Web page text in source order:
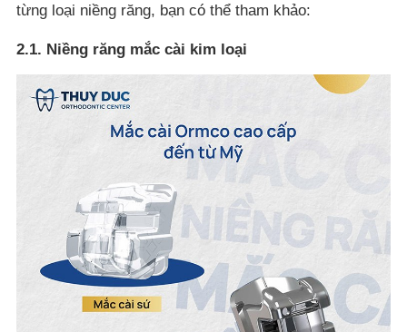
từng loại niềng răng, bạn có thể tham khảo:
2.1. Niềng răng mắc cài kim loại